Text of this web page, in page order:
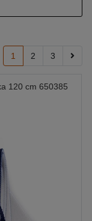
1 2 3
120 cm 650385